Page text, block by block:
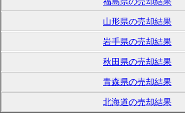
山形県の売却結果
岩手県の売却結果
秋田県の売却結果
青森県の売却結果
北海道の売却結果